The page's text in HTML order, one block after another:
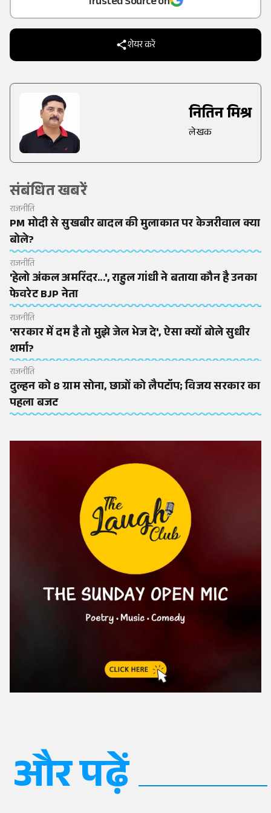
शेयर करें
नितिन मिश्र
लेखक
संबंधित खबरें
राजनीति
PM मोदी से सुखबीर बादल की मुलाकात पर केजरीवाल क्या
बोले?
राजनीति
'हेलो अंकल अमरिंदर...', राहुल गांधी ने बताया कौन है उनका
फेवरेट BJP नेता
राजनीति
'सरकार में दम है तो मुझे जेल भेज दे', ऐसा क्यों बोले सुधीर
शर्मा?
राजनीति
दुल्हन को 8 ग्राम सोना, छात्रों को लैपटॉप; विजय सरकार का
पहला बजट
और पढ़ें